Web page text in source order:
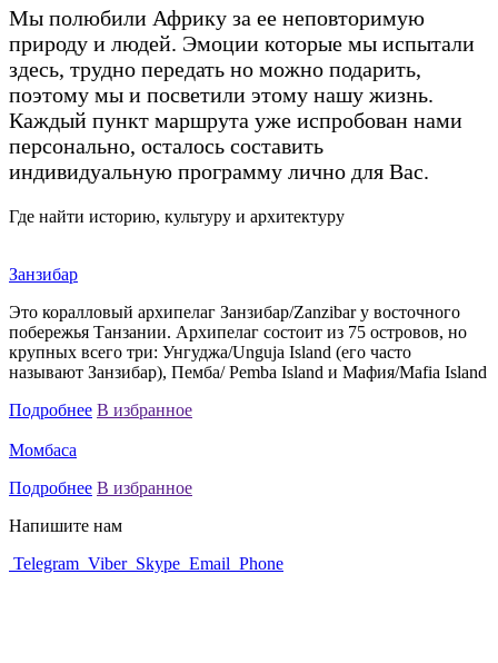
Мы полюбили Африку за ее неповторимую
природу и людей. Эмоции которые мы испытали
здесь, трудно передать но можно подарить,
поэтому мы и посветили этому нашу жизнь.
Каждый пункт маршрута уже испробован нами
персонально, осталось составить
индивидуальную программу лично для Вас.
Где найти историю, культуру и архитектуру
Занзибар
Это коралловый архипелаг Занзибар/Zanzibar у восточного
побережья Танзании. Архипелаг состоит из 75 островов, но
крупных всего три: Унгуджа/Unguja Island (его часто
называют Занзибар), Пемба/ Pemba Island и Мафия/Mafia Island
Подробнее В избранное
Момбаса
Подробнее В избранное
Напишите нам
Telegram Viber Skype Email Phone